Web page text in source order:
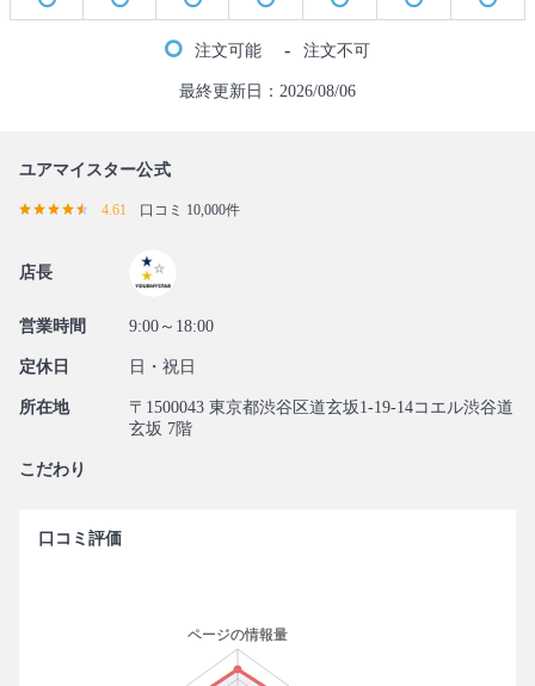
注文可能 - 注文不可
最終更新日：2026/08/06
ユアマイスター公式
4.61 口コミ 10,000件
店長
営業時間 9:00～18:00
定休日 日・祝日
所在地
〒1500043 東京都渋谷区道玄坂1-19-14コエル渋谷道
玄坂 7階
こだわり
口コミ評価